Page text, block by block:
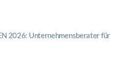
2026: Unternehmensberater für